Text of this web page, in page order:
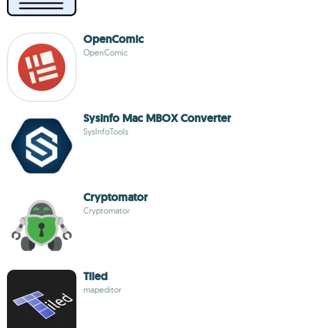
OpenComic
OpenComic
SysInfo Mac MBOX Converter
SysInfoTools
Cryptomator
Cryptomator
Tiled
mapeditor